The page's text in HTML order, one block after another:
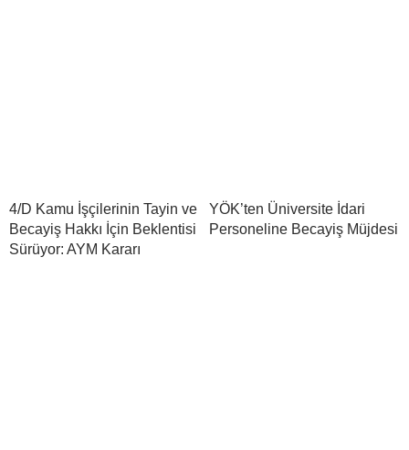
4/D Kamu İşçilerinin Tayin ve
Becayiş Hakkı İçin Beklentisi
Sürüyor: AYM Kararı
YÖK’ten Üniversite İdari
Personeline Becayiş Müjdesi